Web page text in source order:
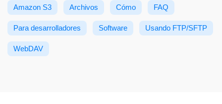
Amazon S3 Archivos Cómo FAQ
Para desarrolladores Software Usando FTP/SFTP
WebDAV